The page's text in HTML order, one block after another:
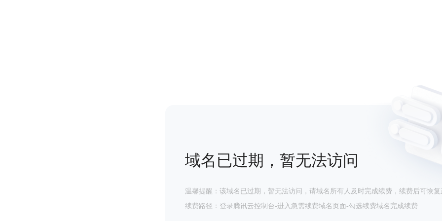
域名已过期，暂无法访问
温馨提醒：该域名已过期，暂无法访问，请域名所有人及时完成续费，续费后可恢复
续费路径：登录腾讯云控制台-进入急需续费域名页面-勾选续费域名完成续费